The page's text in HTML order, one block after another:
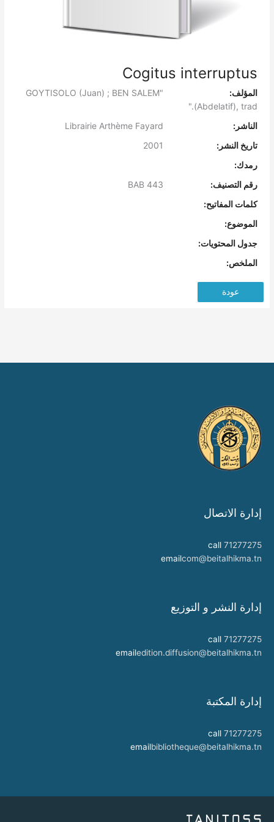
Cogitus interruptus
المؤلف:
"GOYTISOLO (Juan) ; BEN SALEM
(Abdelatif), trad."
الناشر:
تاريخ النشر:
رمدك:
رقم التصنيف:
كلمات المفاتيح:
الموضوع:
جدول المحتويات:
الملخص:
عودة
إدارة الاتصال
call 71277275
emailcom@beitalhikma.tn
إدارة النشر و التوزيع
call 71277275
emailedition.diffusion@beitalhikma.tn
إدارة المكتبة
call 71277275
emailbibliotheque@beitalhikma.tn